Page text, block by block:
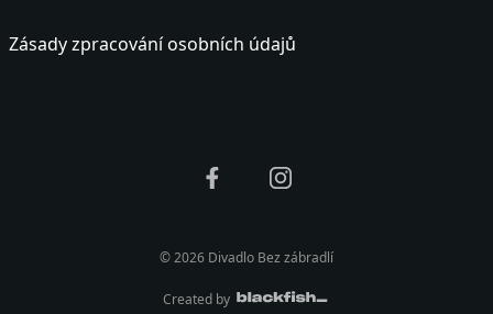
Zásady zpracování osobních údajů
© 2026 Divadlo Bez zábradlí
Created by